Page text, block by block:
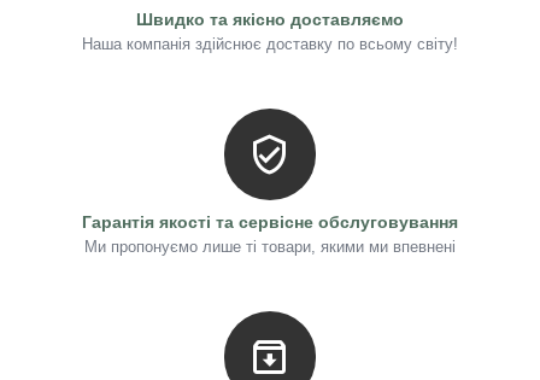
Швидко та якісно доставляємо
Наша компанія здійснює доставку по всьому світу!
Гарантія якості та сервісне обслуговування
Ми пропонуємо лише ті товари, якими ми впевнені